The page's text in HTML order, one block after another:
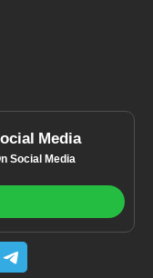
Media
Social Media